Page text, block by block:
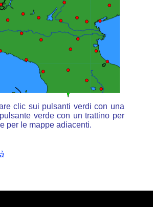
clic sui pulsanti verdi con una
verde con un trattino per
per le mappe adiacenti.